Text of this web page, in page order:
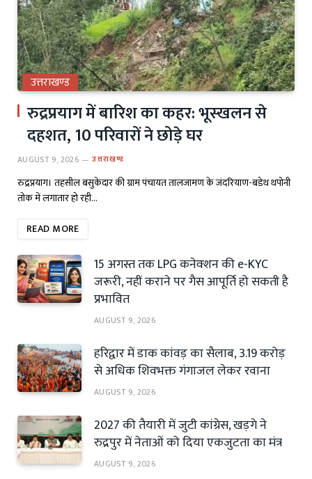
उत्तराखण्ड
रुद्रप्रयाग में बारिश का कहर: भूस्खलन से
दहशत, 10 परिवारों ने छोड़े घर
AUGUST 9, 2026 उत्तराखण्ड
रुद्रप्रयाग। तहसील बसुकेदार की ग्राम पंचायत तालजामण के जंदरियाण-बडेथ थपोनी
तोक में लगातार हो रही…
READ MORE
15 अगस्त तक LPG कनेक्शन की e-KYC
जरूरी, नहीं कराने पर गैस आपूर्ति हो सकती है
प्रभावित
AUGUST 9, 2026
हरिद्वार में डाक कांवड़ का सैलाब, 3.19 करोड़
से अधिक शिवभक्त गंगाजल लेकर रवाना
AUGUST 9, 2026
2027 की तैयारी में जुटी कांग्रेस, खड़गे ने
रुद्रपुर में नेताओं को दिया एकजुटता का मंत्र
AUGUST 9, 2026